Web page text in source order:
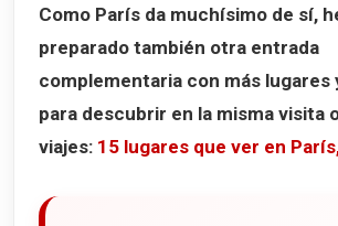
Como París da muchísimo de sí,
preparado también otra entrada
complementaria con más
para descubrir en la misma visita
viajes: 15 lugares que ver en